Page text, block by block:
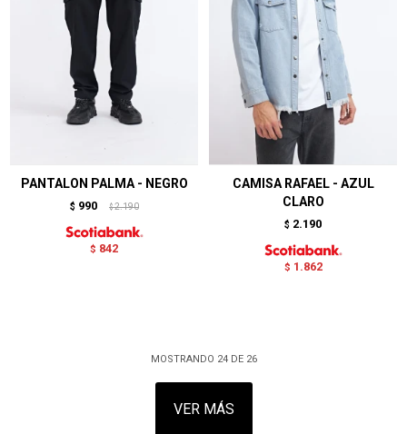
PANTALON PALMA - NEGRO
$ 990 $ 2.190
$ 842
CAMISA RAFAEL - AZUL
CLARO
$ 2.190
$ 1.862
MOSTRANDO 24DE 26
VER MÁS